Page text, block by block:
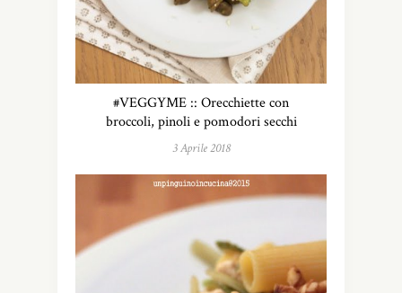
#VEGGYME :: Orecchiette con
broccoli, pinoli e pomodori secchi
3 Aprile 2018